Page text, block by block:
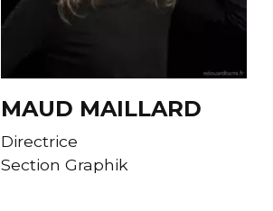
MAUD MAILLARD
Directrice
Section Graphik